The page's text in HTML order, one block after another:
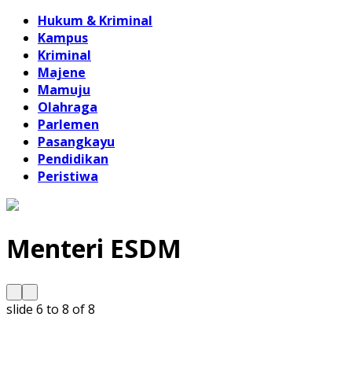
Hukum & Kriminal
Kampus
Kriminal
Majene
Mamuju
Olahraga
Parlemen
Pasangkayu
Pendidikan
Peristiwa
Menteri ESDM
slide 6 to 8 of 8